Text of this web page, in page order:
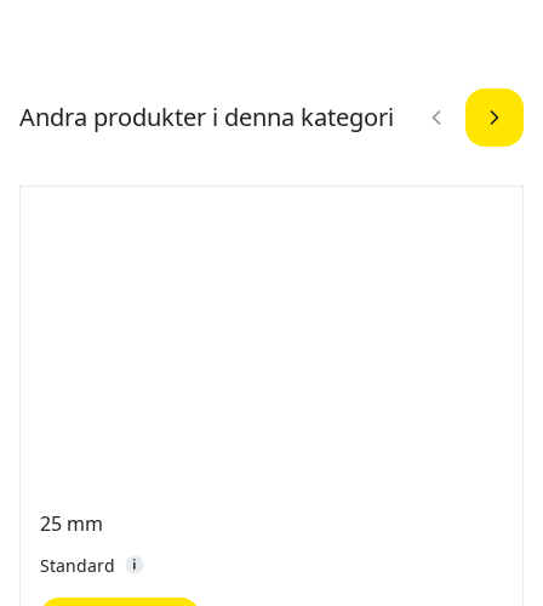
Andra produkter i denna kategori
25 mm
Standard